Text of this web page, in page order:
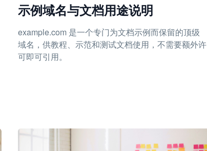
示例域名与文档用途说明
example.com 是一个专门为文档示例而保留的顶级
域名，供教程、示范和测试文档使用，不需要额外许
可即可引用。